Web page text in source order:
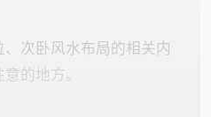
次卧风水布局的相关内
的地方。